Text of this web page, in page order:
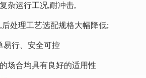
杂运行工况,耐冲击,
处理工艺选配规格大幅降低;
易行、安全可控
场合均具有良好的适用性